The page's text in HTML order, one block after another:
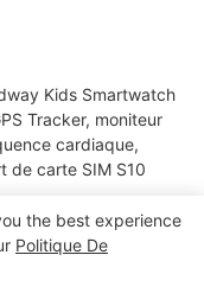
Avec GPS
Moniteur De
the best experience
Politique De